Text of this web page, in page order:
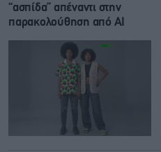
“ασπίδα” απέναντι στην
παρακολούθηση από AI